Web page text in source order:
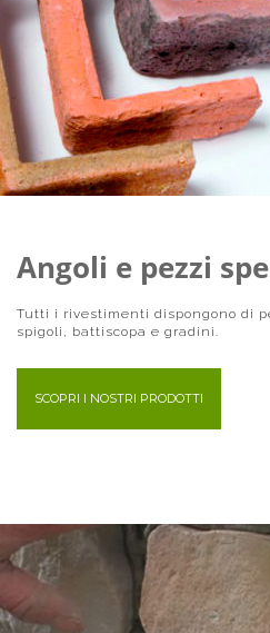
Angoli e pezzi
Tutti i rivestimenti dispongono di
spigoli, battiscopa e gradini.
SCOPRI I NOSTRI PRODOTTI